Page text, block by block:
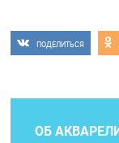
ПОДЕЛИТЬСЯ
ОБ